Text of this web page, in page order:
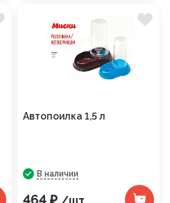
Автопоилка 1,5 л
В наличии
464 ₽ /шт